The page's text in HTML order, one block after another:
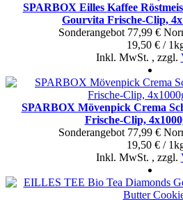
SPARBOX Eilles Kaffee
Gourvita Frische-Clip,
Sonderangebot 77,99 €
19,50 € /
Inkl. MwSt. , zzgl.
SPARBOX Mövenpick Crema
Frische-Clip,
Sonderangebot 77,99 €
19,50 € /
Inkl. MwSt. , zzgl.